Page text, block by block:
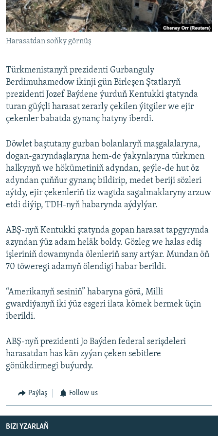
Harasatdan soňky görnüş
Türkmenistanyň prezidenti Gurbanguly
Berdimuhamedow ikinji gün Birleşen Ştatlaryň
prezidenti Jozef Baýdene ýurduň Kentukki ştatynda
turan güýçli harasat zerarly çekilen ýitgiler we ejir
çekenler babatda gynanç hatyny iberdi.
Döwlet baştutany gurban bolanlaryň maşgalalaryna,
dogan-garyndaşlaryna hem-de ýakynlaryna türkmen
halkynyň we hökümetiniň adyndan, şeýle-de hut öz
adyndan çuňňur gynanç bildirip, medet beriji sözleri
aýtdy, ejir çekenleriň tiz wagtda sagalmaklaryny arzuw
etdi diýip, TDH-nyň habarynda aýdylýar.
ABŞ-nyň Kentukki ştatynda gopan harasat tapgyrynda
azyndan ýüz adam heläk boldy. Gözleg we halas ediş
işleriniň dowamynda ölenleriň sany artýar. Mundan öň
70 töweregi adamyň ölendigi habar berildi.
“Amerikanyň sesiniň” habaryna görä, Milli
gwardiýanyň iki ýüz esgeri ilata kömek bermek üçin
iberildi.
ABŞ-nyň prezidenti Jo Baýden federal serişdeleri
harasatdan has kän zyýan çeken sebitlere
gönükdirmegi buýurdy.
Paýlaş Follow us
BIZI YZARLAŇ